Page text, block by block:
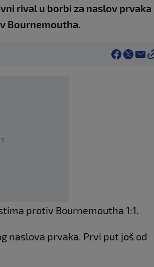
rival u borbi za naslov prvaka
Bournemoutha.
protiv Bournemoutha 1:1.
naslova prvaka. Prvi put još od